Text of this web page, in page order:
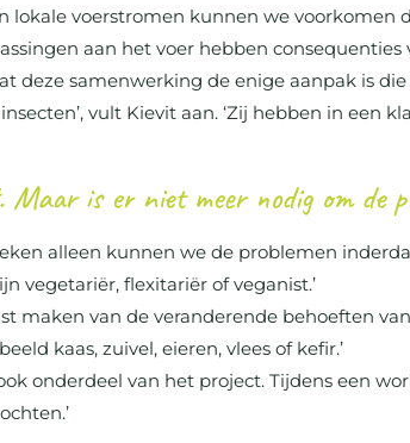
lokale voerstromen kunnen we
aan het voer hebben
deze samenwerking de enige aanpak is
vult Kievit aan. ‘Zij hebben in
is er niet meer nodig om de
alleen kunnen we de problemen
vegetariër, flexitariër of veganist.’
maken van de veranderende behoeften
kaas, zuivel, eieren, vlees of kefir.’
onderdeel van het project. Tijdens een